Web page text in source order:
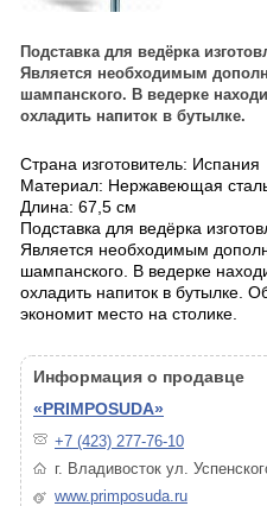
Подставка для ведёрка
Является необходимым
шампанского. В ведерке
охладить напиток в бутылке.
Страна изготовитель: Испания
Материал: Нержавеющая
Длина: 67,5 см
Подставка для ведёрка
Является необходимым
шампанского. В ведерке
охладить напиток в бутылке.
экономит место на столике.
Информация о продавце
«PRIMPOSUDA»
+7 (423) 277-76-10
г. Владивосток ул.
www.primposuda.ru